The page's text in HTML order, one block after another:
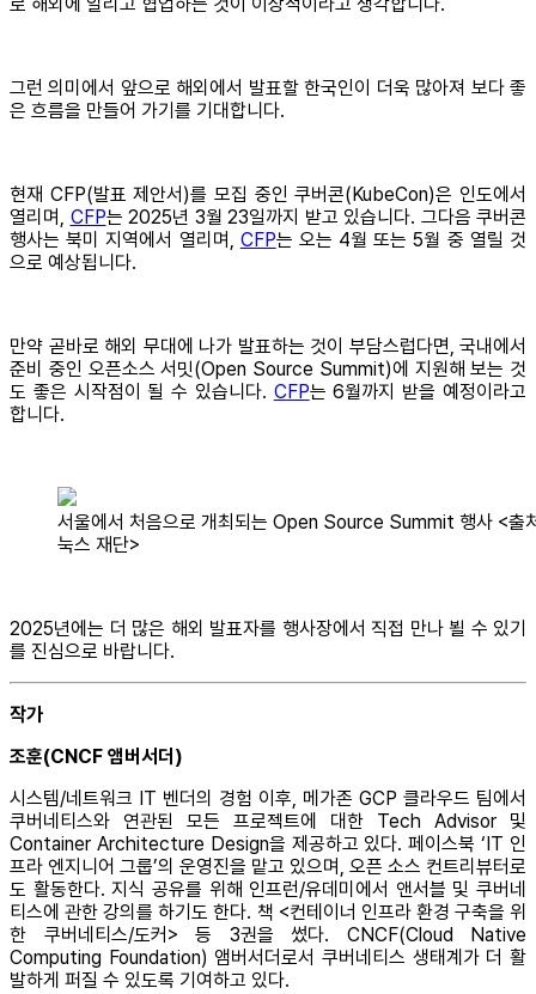
그런 의미에서 앞으로 해외에서 발표할 한국인이 더욱 많아져 보다 좋
은 흐름을 만들어 가기를 기대합니다.
현재 CFP(발표 제안서)를 모집 중인 쿠버콘(KubeCon)은 인도에서
열리며, CFP는 2025년 3월 23일까지 받고 있습니다. 그다음 쿠버콘
행사는 북미 지역에서 열리며, CFP는 오는 4월 또는 5월 중 열릴 것
으로 예상됩니다.
만약 곧바로 해외 무대에 나가 발표하는 것이 부담스럽다면, 국내에서
준비 중인 오픈소스 서밋(Open Source Summit)에 지원해 보는 것
도 좋은 시작점이 될 수 있습니다. CFP는 6월까지 받을 예정이라고
합니다.
서울에서 처음으로 개최되는 Open Source Summit 행사 <출
눅스 재단>
2025년에는 더 많은 해외 발표자를 행사장에서 직접 만나 뵐 수 있기
를 진심으로 바랍니다.
작가
조훈(CNCF 앰버서더)
시스템/네트워크 IT 벤더의 경험 이후, 메가존 GCP 클라우드 팀에서
쿠버네티스와 연관된 모든 프로젝트에 대한 Tech Advisor 및
Container Architecture Design을 제공하고 있다. 페이스북 ‘IT 인
프라 엔지니어 그룹’의 운영진을 맡고 있으며, 오픈 소스 컨트리뷰터로
도 활동한다. 지식 공유를 위해 인프런/유데미에서 앤서블 및 쿠버네
티스에 관한 강의를 하기도 한다. 책 <컨테이너 인프라 환경 구축을 위
한 쿠버네티스/도커> 등 3권을 썼다. CNCF(Cloud Native
Computing Foundation) 앰버서더로서 쿠버네티스 생태계가 더 활
발하게 퍼질 수 있도록 기여하고 있다.